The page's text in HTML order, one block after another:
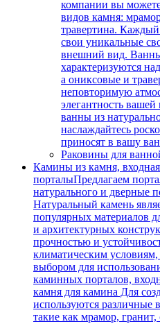
компании вы можете
видов камня:
травертина.
свои уникальные
внешний вид.
характеризуются
а ониксовые и
неповторимую
элегантность
ванны из
наслаждайтесь
приносят в вашу
Раковины для
Камины из камня,
порталыПредлагаем
натурального и дверные
Натуральный камень
популярных материалов
и архитектурных
прочностью и
климатическим
выбором для
каминных порталов,
камня для камина Для
используются различные
такие как мрамор,